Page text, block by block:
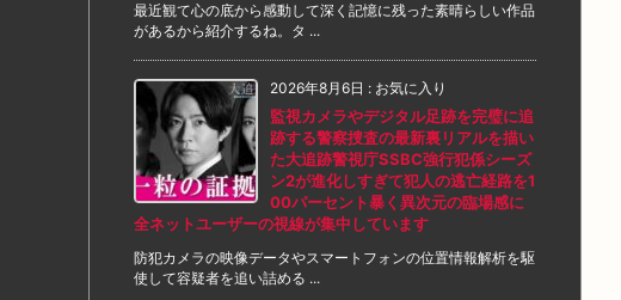
最近観て心の底から感動して深く記憶に残った素晴らしい作品
があるから紹介するね。タ ...
2026年8月6日 : お気に入り
監視カメラやデジタル足跡を完璧に追
跡する警察捜査の最新裏リアルを描い
た大追跡警視庁SSBC強行犯係シーズ
ン2が進化しすぎて犯人の逃亡経路を1
00パーセント暴く異次元の臨場感に
全ネットユーザーの視線が集中しています
防犯カメラの映像データやスマートフォンの位置情報解析を駆
使して容疑者を追い詰める ...